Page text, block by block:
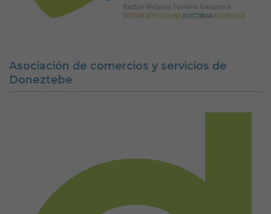
Asociación de comercios y servicios de
Doneztebe